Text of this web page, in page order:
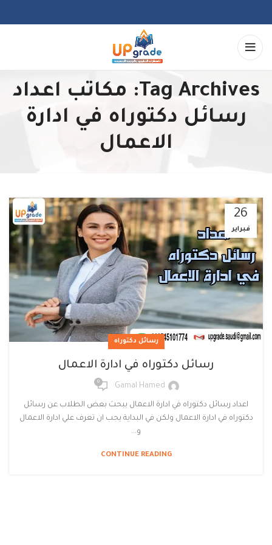
Tag Archives: مكاتب اعداد
رسائل دكتوراه في ادارة
الاعمال
26
فبراير
رسائل دكتوراه
رسائل دكتوراه في ادارة الاعمال
Gamal Hamed
0
اعداد رسائل دكتوراه في ادارة الاعمال يبحث بعض الطلاب عن رسائل
دكتوراه في ادارة الاعمال ولكن في البداية يجب ان تعرف علي ادارة الاعمال
و...
CONTINUE READING